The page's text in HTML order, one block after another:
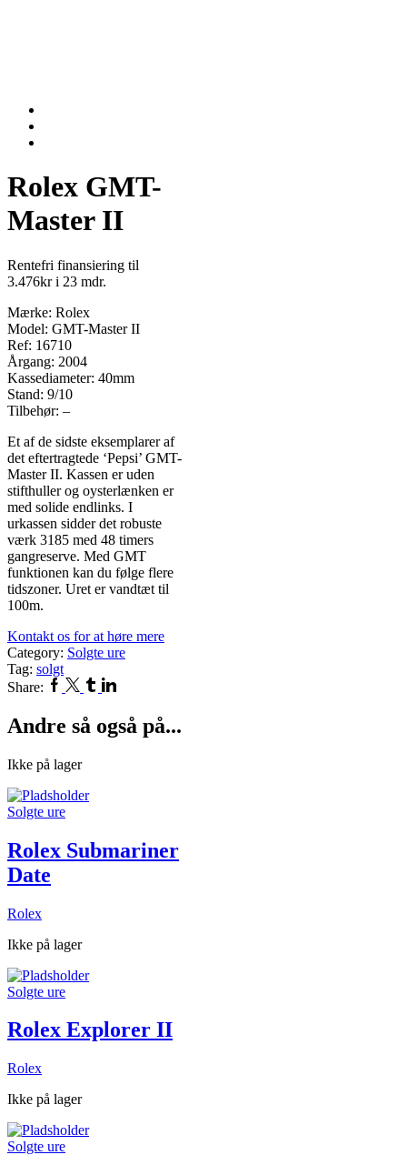
Rolex GMT-
Master II
Rentefri finansiering til
3.476kr i 23 mdr.
Mærke: Rolex
Model: GMT-Master II
Ref: 16710
Årgang: 2004
Kassediameter: 40mm
Stand: 9/10
Tilbehør: –
Et af de sidste eksemplarer af
det eftertragtede ‘Pepsi’ GMT-
Master II. Kassen er uden
stifthuller og oysterlænken er
med solide endlinks. I
urkassen sidder det robuste
værk 3185 med 48 timers
gangreserve. Med GMT
funktionen kan du følge flere
tidszoner. Uret er vandtæt til
100m.
Kontakt os for at høre mere
Category: Solgte ure
Tag: solgt
Share: Facebook
Twitter
TumblrLinkedin
Andre så også på...
Ikke på lager
Solgte ure
Rolex Submariner
Date
Rolex
Ikke på lager
Solgte ure
Rolex Explorer II
Rolex
Ikke på lager
Solgte ure